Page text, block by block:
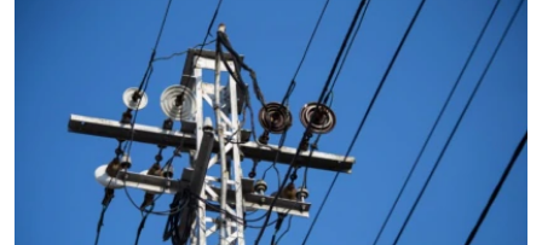
ВСЕ ЗА ДЕНЬ
СПЕЦПРОЕКТИ
ДЕПОРТАЦІЯ
ВІДЕОУРОКИ «ELIFBE»
ЯК ОБІЙТИ БЛОКУВАННЯ
Русский